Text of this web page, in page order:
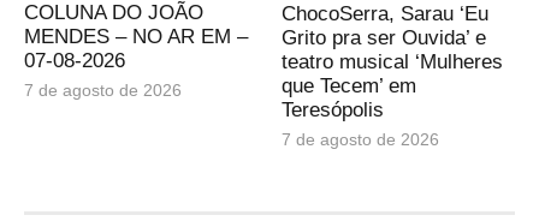
COLUNA DO JOÃO
MENDES – NO AR EM –
07-08-2026
7 de agosto de 2026
ChocoSerra, Sarau ‘Eu
Grito pra ser Ouvida’ e
teatro musical ‘Mulheres
que Tecem’ em
Teresópolis
7 de agosto de 2026